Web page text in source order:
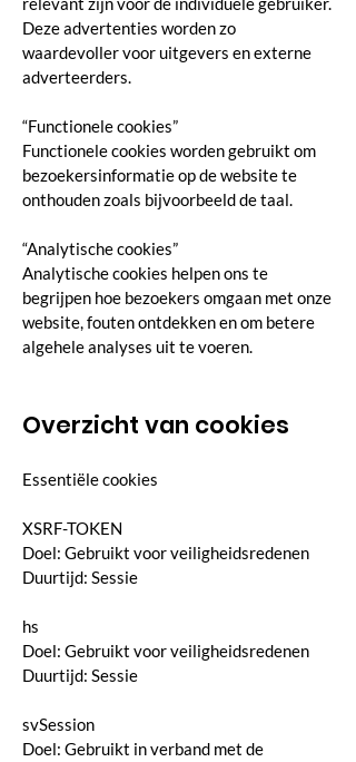
Deze advertenties worden zo
waardevoller voor uitgevers en externe
adverteerders.
“Functionele cookies”
Functionele cookies worden gebruikt om
bezoekersinformatie op de website te
onthouden zoals bijvoorbeeld de taal.
“Analytische cookies”
Analytische cookies helpen ons te
begrijpen hoe bezoekers omgaan met onze
website, fouten ontdekken en om betere
algehele analyses uit te voeren.
Overzicht van cookies
Essentiële cookies
XSRF-TOKEN
Doel: Gebruikt voor veiligheidsredenen
Duurtijd: Sessie
hs
Doel: Gebruikt voor veiligheidsredenen
Duurtijd: Sessie
svSession
Doel: Gebruikt in verband met de